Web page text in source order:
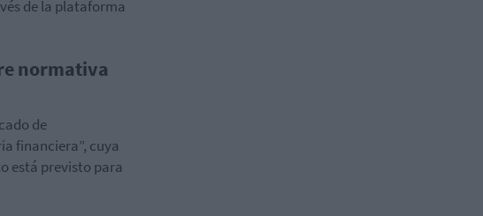
de la plataforma
normativa
de
financiera”, cuya
está previsto para